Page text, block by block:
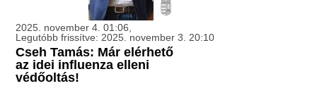
2025. november 4. 01:06,
Legutóbb frissítve: 2025. november 3. 20:10
Cseh Tamás: Már elérhető
az idei influenza elleni
védőoltás!